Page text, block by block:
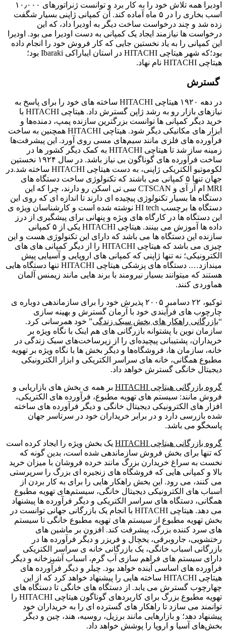
اودیرا همه تلاش خود را به کار برد و توانست ژنراتورهای ۱۰٫۰۰۰
اسب بخاری را در ۵ ماه آماده کند. آن کمپانی ژاپنی بسیار شگفت
زده شد و چند درخواست ساخت دیگر به اودیرا داد، که این
درخواست ها نیازمند ایجاد یک کمپانی به دست اودیرا می بود. اودیرا
این کمپانی را به یاد نخستین جایی که کار فروش خود را انجام داده
بود؛که شهر هیتاچی HITACHI در استان ایباراکی Ibaraki بود؛
هیتاچی HITACHI نام نهاد.
گسترش
در دهه ۱۹۲۰ هیتاچی HITACHI ساخته های خود را برای پاسخ به
نیازهای بازار رو به رشد ژاپن گسترش داد. هیتاچی HITACHI با
خرید دیگر کمپانی ها توانست بزرگترین سازنده پمپ، دمنده‌ها و
ابزار های مکانیکی دیگر شود. هیتاچی HITACHI همچنین به ساخت
فرآورده های فلزی مانند سیم‌های مسی روی آورد. این پیشرفت‌ها
زمینه ساز شد تا هیتاچی HITACHI به کمک دیگر کشور ها در
ساخت فرآورده های گوناگون بی نیاز باشد. در سال ۱۹۲۴ نخستین
لکوموتیو الکتریکی ژاپنی، به دست هیتاچی HITACHI ساخته شد.در
جهان تنها ۵ کمپانی می باشند که تکنولوژی ساخت دستگاه های
MRI ام آر آی و CTSCAN سی تی اسکن رو دارند، چرا که این
دستگاه ها بسیار تکنولوژی پیچیده ای دارند تا اندازه ای که روی این
دستگاه ها برچسب HI tech نوشته شده است و کارشناسان ویژه ی
این دستگاه ها در کارگاه های ویژه و پنهانی برای پیشگیری از درز
داده ها آموزش می بینند. هیتاچی HITACHI یکی از ۵ کمپانی
سازنده این دستگاه ها می باشد که دارای این تکنولوژی هست و این
چیزی می باشد که هیتاچی HITACHI را از دیگر کمپانی های های
الکترونیکی؛ نه تنها ژاپنی که کمپانی های اروپایی و آسیایی پیش
میندازد…. دستگاه های پزشکی هیتاچی HITACHI تنها دستگاه هایی
هستند که میتوانند بسیار نیرومند با برند هایی مانند زیمنس آلمان
هماوردی کنند.
توکیو، ۲۲ دسامبر ۲۰۰۵ پذیرش خود را برای سازماندهی دوباره ی
چارچوب های فرآیندی خود با آرمان گسترش و بهینه سازی
“بازرگانی راهکار های بخش سبک زندگی” خود همرسانی کرد.
سازمان نوین با پشتوانه بازرگانی های هم اینک با نگاه ویژه بر
خریداران، پشتیبانی پیچیده‌ای را از زیرساخت‌های سبک زندگی در
خانه، سازمان ها، فروشگاه‌ها و دیگر بخش ها با نگاه ویژه بر تهویه
مطبوع همگانی، خانه های سراسر الکتریکی و ابزار الکترونیکی
دیجیتال خانگی گسترش خواهد داد.
گروه بازرگانی هیتاچی HITACHI
بر همه ی بخش های بازاریابی و
فروش مانند: سیستم های تهویه مطبوع، فرآورده های الکتریکی،
افزار های الکترونیکی دیجیتال خانگی و دیگر فرآورده های ساخته
شده بازرسی دارد و در برابر خریداران خود در سرتاسر جهان
پاسخگو می باشد.
گروه بازرگانی هیتاچی HITACHI
یک بخش ویژه را ایجاد کرده است
که تنها برای بخش فروش سازماندهی شده است، بدین گونه که
نخست به سراغ خریدارن بزرگ مانند خرده فروشان با میزان خرید
بالا و کمپانی هایی که فروشگاه های زنجیره ای بزرگ را سرپرستی
می کنند، می رود. این بخش راهکار هایی را برای به کار بردن از
اسباب های الکترونیکی دیجیتال خانگی، سیستم‌های تهویه مطبوع
همگانی، دستگاه های سراسر الکتریکی و دیگر فرآورده ها پیشنهاد
می دهد. هیتاچی HITACHI با انجام یک بازرگانی جهانی توانست در
بخش تهویه مطبوع از سیستم های تهویه مطبوع خانگی تا سیستم
های سرد کننده بزرگ، پیشرفت کند. افزون بر ماشین های
رختشویی، جاروبرقی، یخچال و فریزر و دیگر فرآورده ها در
بازرگانی اسباب خانگی، یک بازرگانی خانه ی سراسر الکتریکی
دارای سیستم های فراهم سازی آب گرم، اسباب آشپزخانه و دیگر
فرآورده های اساسی آینده خواهد بود. چیلر و دیگر فرآورده های
هیتاچی HITACHI ساخته هایی را پیشنهاد خواهد کرد که از این
چهارچوب گسترش می یابد. از دستگاه های خانگی تا دستگاه های
تهویه مطبوع بزرگ برای کاربردهای گوناگون هیتاچی HITACHI را
توانمند می سازد تا راهکار های گسترده ای را به خریداران خود
پیشنهاد دهد؛ و بازارهایی مانند برزیل، روسیه، هند، چین و دیگر
بخش‌های آسیا و اروپا را پوشش خواهد داد.